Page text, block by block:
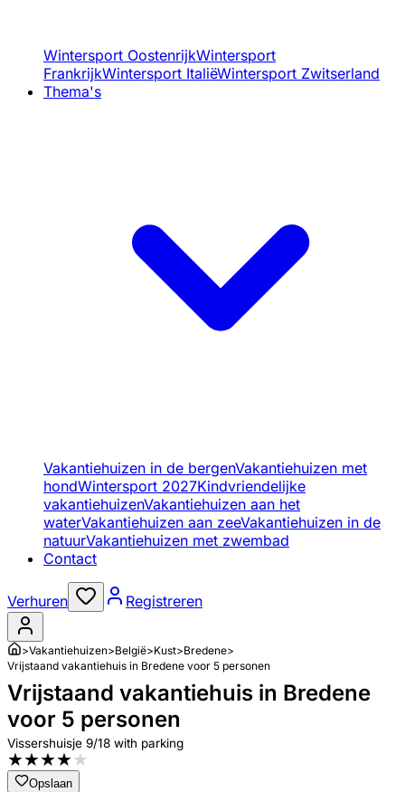
Wintersport OostenrijkWintersport
FrankrijkWintersport ItaliëWintersport Zwitserland
Thema's
Vakantiehuizen in de bergenVakantiehuizen met
hondWintersport 2027Kindvriendelijke
vakantiehuizenVakantiehuizen aan het
waterVakantiehuizen aan zeeVakantiehuizen in de
natuurVakantiehuizen met zwembad
Contact
Verhuren Registreren
>Vakantiehuizen>België>Kust>Bredene>
Vrijstaand vakantiehuis in Bredene voor 5 personen
Vrijstaand vakantiehuis in Bredene
voor 5 personen
Vissershuisje 9/18 with parking
★★★★★
Opslaan